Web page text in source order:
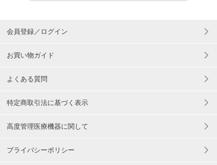
会員登録／ログイン
お買い物ガイド
よくある質問
特定商取引法に基づく表示
高度管理医療機器に関して
プライバシーポリシー